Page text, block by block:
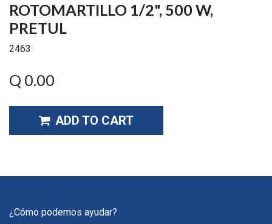
ROTOMARTILLO 1/2", 500 W,
PRETUL
2463
Q 0.00
ADD TO CART
¿Cómo podemos ayudar?